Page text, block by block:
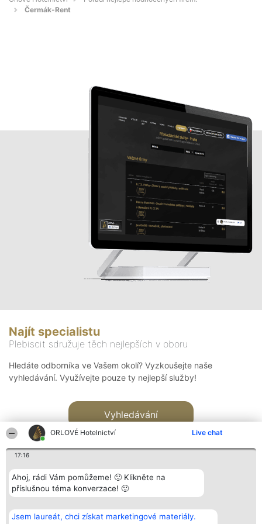
ORLOVÉ Hotelnictví Live chat
17:16
Ahoj, rádi Vám pomůžeme! 🙂 Klikněte na
příslušnou téma konverzace! 🙂
Jsem laureát, chci získat marketingové materiály.
Čermák-Rent
Najít specialistu
Plebiscit sdružuje těch nejlepších v oboru
Hledáte odborníka ve Vašem okolí? Vyzkoušejte naše
vyhledávání. Využívejte pouze ty nejlepší služby!
Vyhledávání
Bright Side Solutions sp. z o.
o. sp. k.
Vítězové
Seznam všech
Kontakt